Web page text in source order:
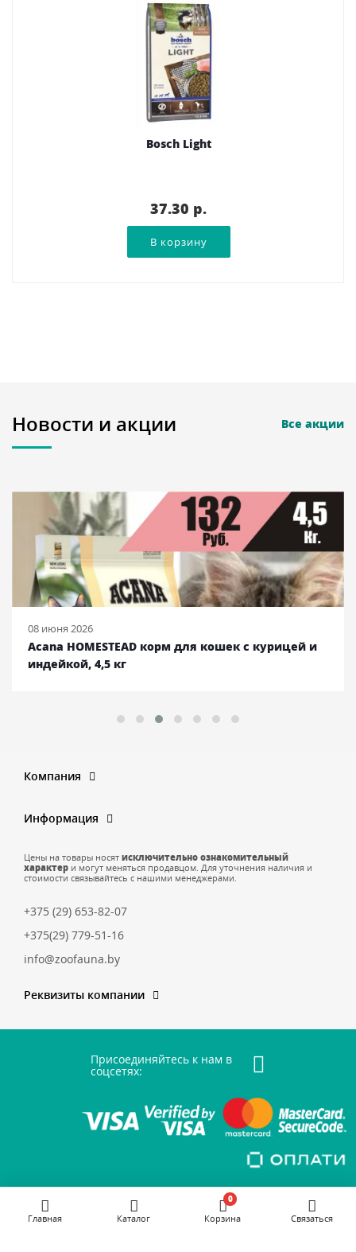
Bosch Light
37.30 p.
Новости и акции Все акции
08 июня 2026
Acana HOMESTEAD корм для кошек с курицей и
индейкой, 4,5 кг
Компания
Информация
Цены на товары носят исключительно ознакомительный
характер и могут меняться продавцом. Для уточнения наличия и
стоимости связывайтесь с нашими менеджерами.
+375 (29) 653-82-07
+375(29) 779-51-16
info@zoofauna.by
Реквизиты компании
Присоединяйтесь к нам в
соцсетях:
Главная Каталог Корзина
0
Связаться